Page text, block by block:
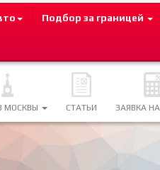
Подбор за границей
МОСКВЫ СТАТЬИ ЗАЯВКА